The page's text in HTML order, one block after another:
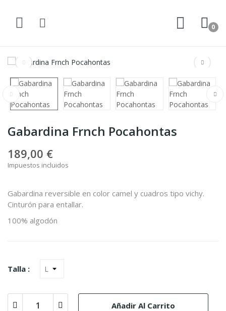
0
Gabardina Frnch Pocahontas
189,00 €
Impuestos incluidos
Gabardina reversible en color camel y cuadros tipo vichy.
Cinturón para entallar.
100% algodón
Talla :
Añadir Al Carrito